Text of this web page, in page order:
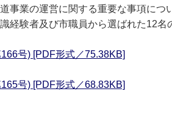
事業の運営に関する重要な事項につ
経験者及び市職員から選ばれた12名
号) [PDF形式／75.38KB]
号) [PDF形式／68.83KB]